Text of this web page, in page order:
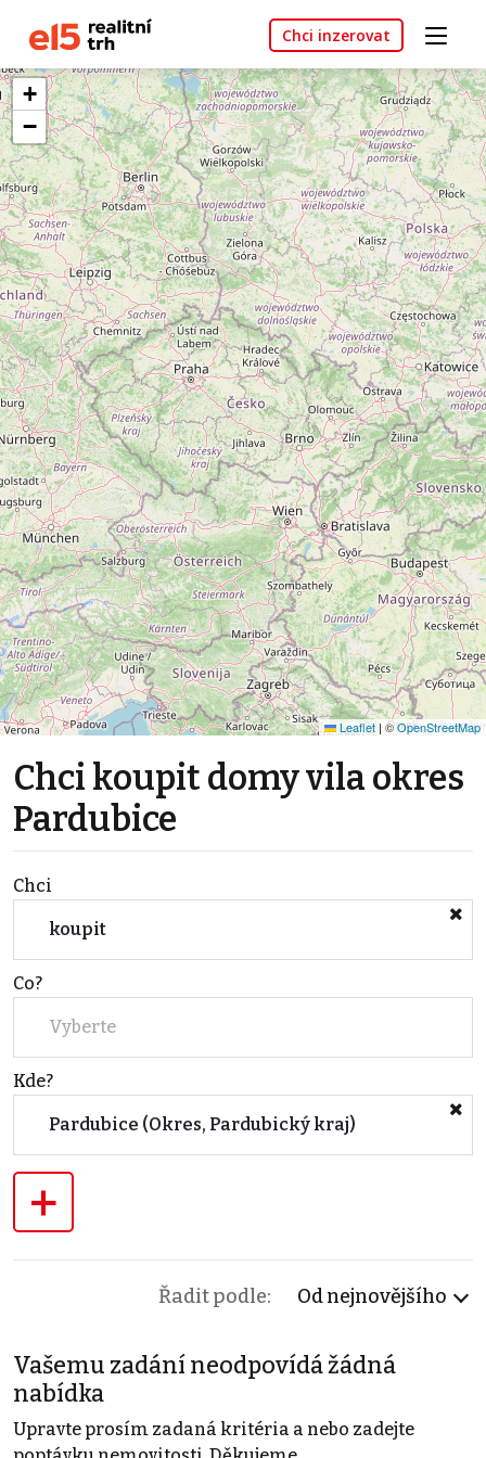
Chci inzerovat
+
−
Leaflet | ©OpenStreetMap
Chci koupit domy vila okres
Pardubice
Chci
koupit
Co?
Vyberte
Kde?
Pardubice (Okres, Pardubický kraj)
+
Řadit podle: Od nejnovějšího
Vašemu zadání neodpovídá žádná
nabídka
Upravte prosím zadaná kritéria a nebo zadejte